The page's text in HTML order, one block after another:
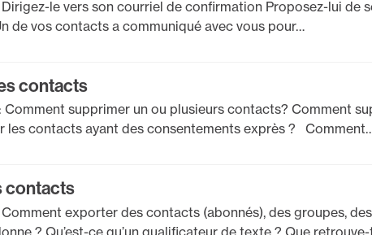
le vers son courriel de confirmation Proposez-lui de
de vos contacts a communiqué avec vous pour…
contacts
Comment supprimer un ou plusieurs contacts? Comment
les contacts ayant des consentements exprès ?
contacts
exporter des contacts (abonnés), des groupes,
? Qu’est-ce qu’un qualificateur de texte ? Que